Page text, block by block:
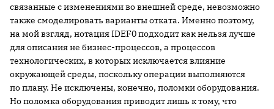
связанные с изменениями во внешней среде, невозможно
также смоделировать варианты отката. Именно поэтому,
на мой взгляд, нотация IDEF0 подходит как нельзя лучше
для описания не бизнес-процессов, а процессов
технологических, в которых исключается влияние
окружающей среды, поскольку операции выполняются
по плану. Не исключены, конечно, поломки оборудования.
Но поломка оборудования приводит лишь к тому, что